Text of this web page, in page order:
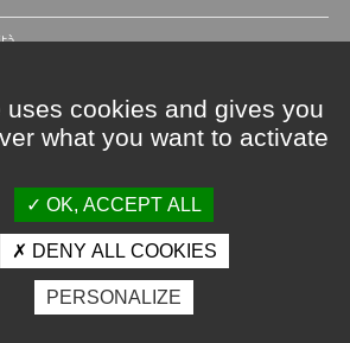
Espace presse
Photothèque
uses cookies and gives you
what you want to activate
OK, ACCEPT ALL
DENY ALL COOKIES
PERSONALIZE